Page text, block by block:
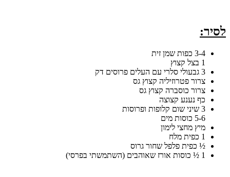
לסיר:
3-4 כפות שמן זית
1 בצל קצוץ
3 גבעולי סלרי עם העלים פרוסים דק
צרור פטרוזיליה קצוץ גס
צרור כוסברה קצוץ גס
כף נענע קצוצה
3 שיני שום קלופות ופרוסות
5-6 כוסות מים
מיץ מחצי לימון
1 כפית מלח
½ כפית פלפל שחור גרוס
1 ½ כוסות אורז שאוהבים (השתמשתי בפרסי)